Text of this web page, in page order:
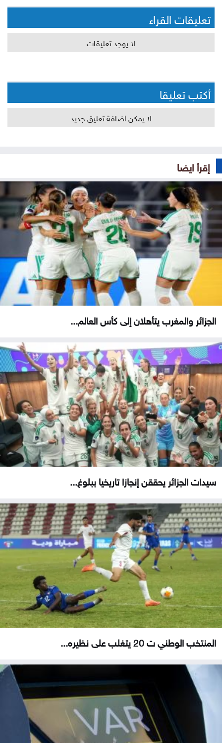
تعليقات القراء
لا يوجد تعليقات
أكتب تعليقا
لا يمكن اضافة تعليق جديد
إقرأ ايضا
الجزائر والمغرب يتأهلان إلى كأس العالم...
سيدات الجزائر يحققن إنجازا تاريخيا ببلوغ...
المنتخب الوطني ت 20 يتغلب على نظيره...